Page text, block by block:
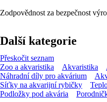
Zodpovědnost za bezpečnost
Další kategorie
Přeskočit seznam
Zoo a akvaristika
Akvaristika
Náhradní díly pro akvárium
Síťky na akvarijní rybičky
Podložky pod akvária